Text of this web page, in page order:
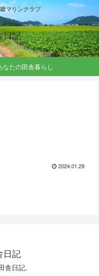
マリンクラブ
日記
たの田舎暮らし
2024.01.29
日記
舎日記.